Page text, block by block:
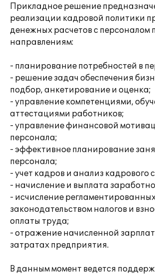
Прикладное решение
реализации кадровой политики
денежных расчетов с персоналом
направлениям:
- планирование потребностей в
- решение задач обеспечения
подбор, анкетирование и оценка;
- управление компетенциями,
аттестациями работников;
- управление финансовой
персонала;
- эффективное планирование
персонала;
- учет кадров и анализ кадрового
- начисление и выплата
- исчисление
законодательством налогов и
оплаты труда;
- отражение начисленной
затратах предприятия.
В данным момент ведется